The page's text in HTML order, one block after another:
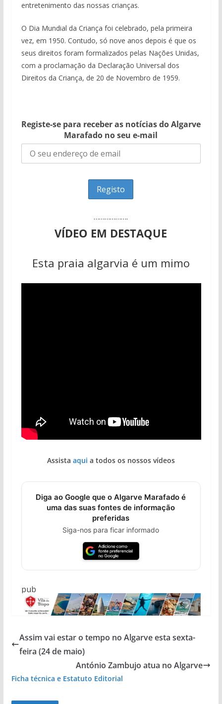
entretenimento das nossas crianças.
O Dia Mundial da Criança foi celebrado, pela primeira
vez, em 1950. Contudo, só nove anos depois é que os
seus direitos foram formalizados pelas Nações Unidas,
com a proclamação da Declaração Universal dos
Direitos da Criança, de 20 de Novembro de 1959.
Registe-se para receber as notícias do Algarve
Marafado no seu e-mail
……………….
VÍDEO EM DESTAQUE
Esta praia algarvia é um mimo
Assista aqui a todos os nossos vídeos
Diga ao Google que o Algarve Marafado é
uma das suas fontes de informação
preferidas
Siga-nos para ficar informado
pub
Assim vai estar o tempo no Algarve esta sexta-
feira (24 de maio)
António Zambujo atua no Algarve
Ficha técnica e Estatuto Editorial